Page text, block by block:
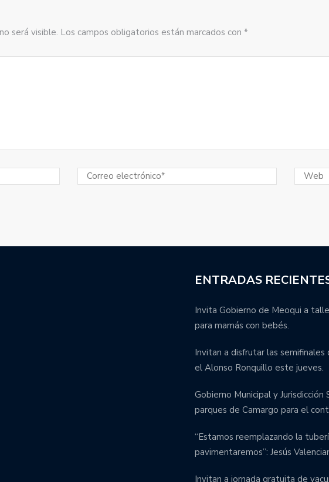
será visible. Los campos obligatorios están marcados con *
ENTRADAS
Invita Gobierno de Meoqui a
para mamás con bebés.
Invitan a disfrutar las
el Alonso Ronquillo este jueves.
Gobierno Municipal y
parques de Camargo para el
“Estamos reemplazando la
pavimentaremos”: Jesús
Invitan a jornada gratuita de